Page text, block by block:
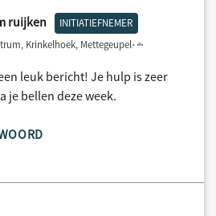
ruijken INITIATIEFNEMER
Krinkelhoek, Mettegeupel
leuk bericht! Je hulp is zeer
je bellen deze week.